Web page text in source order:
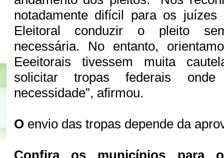
notadamente difícil para os
Eleitoral conduzir o pleito
necessária. No entanto,
Eeeitorais tivessem muita
solicitar tropas federais
necessidade”, afirmou.
O envio das tropas depende da
Confira os municípios para